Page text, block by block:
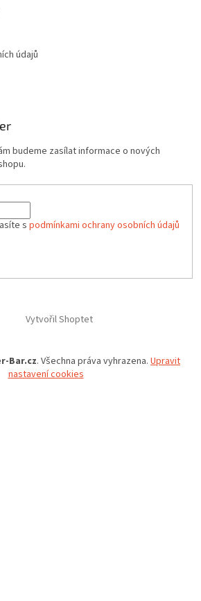
údajů
budeme zasílat informace o nových
s podmínkami ochrany osobních údajů
Vytvořil Shoptet
Bar.cz. Všechna práva vyhrazena. Upravit
nastavení cookies